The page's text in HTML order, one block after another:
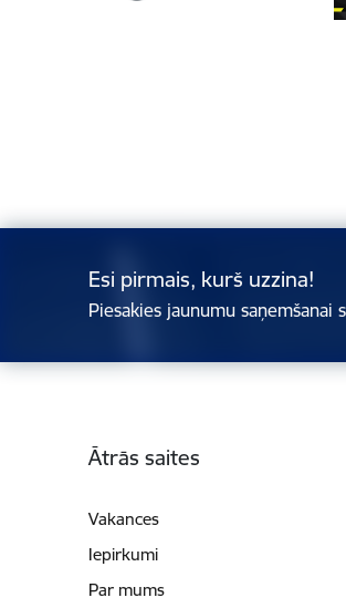
Esi pirmais, kurš uzzina!
Piesakies jaunumu saņemšanai
Ātrās saites
Vakances
Iepirkumi
Par mums